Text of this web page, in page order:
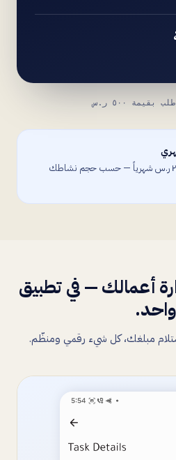
٥٠٠ ر.س
تبدأ من ٩٩٠ وحتى ٢١٠٠ ر.س شهرياً — حسب حجم نشاطك
أعمالك — في تطبيق
واحد.
مبلغك، كل شيء رقمي ومنظّم.